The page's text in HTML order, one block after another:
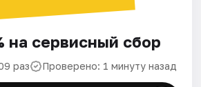
на сервисный сбор
раз Проверено: 1 минуту назад